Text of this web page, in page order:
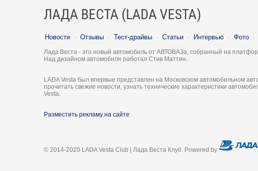
ЛАДА ВЕСТА (LADA VESTA)
Новости · Отзывы · Тест-драйвы · Статьи · Интервью · Фото ·
Лада Веста - это новый автомобиль от АВТОВАЗа, собранный на
Над дизайном автомобиля работал Стив Маттин.
LADA Vesta был впервые представлен на Московском автомобильном
прочитать свежие новости, узнать технические характеристики
Vesta.
Разместить рекламу на сайте
© 2014-2020 LADA Vesta Club | Лада Веста Клуб. Powered by